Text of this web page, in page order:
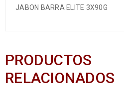
JABON BARRA ELITE 3X90G
PRODUCTOS
RELACIONADOS